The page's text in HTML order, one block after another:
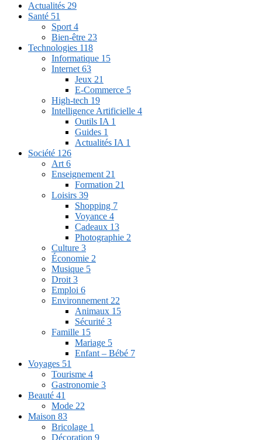
Actualités 29
Santé 51
Sport4
Bien-être 23
Technologies 118
Informatique 15
Internet63
Jeux 21
E-Commerce 5
High-tech 19
Intelligence Artificielle 4
Outils IA 1
Guides 1
Actualités IA 1
Société 126
Art6
Enseignement21
Formation 21
Loisirs 39
Shopping 7
Voyance 4
Cadeaux 13
Photographie 2
Culture 3
Économie 2
Musique 5
Droit3
Emploi 6
Environnement22
Animaux 15
Sécurité 3
Famille 15
Mariage 5
Enfant – Bébé 7
Voyages 51
Tourisme 4
Gastronomie 3
Beauté 41
Mode 22
Maison 83
Bricolage 1
Décoration 9